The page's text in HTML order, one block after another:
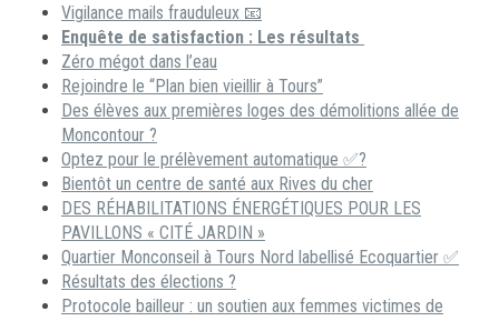
Vigilance mails frauduleux 📧
Enquête de satisfaction : Les résultats
Zéro mégot dans l’eau
Rejoindre le “Plan bien vieillir à Tours”
Des élèves aux premières loges des démolitions allée de
Moncontour ?
Optez pour le prélèvement automatique ✅?
Bientôt un centre de santé aux Rives du cher
DES RÉHABILITATIONS ÉNERGÉTIQUES POUR LES
PAVILLONS « CITÉ JARDIN »
Quartier Monconseil à Tours Nord labellisé Ecoquartier ✅
Résultats des élections ?
Protocole bailleur : un soutien aux femmes victimes de